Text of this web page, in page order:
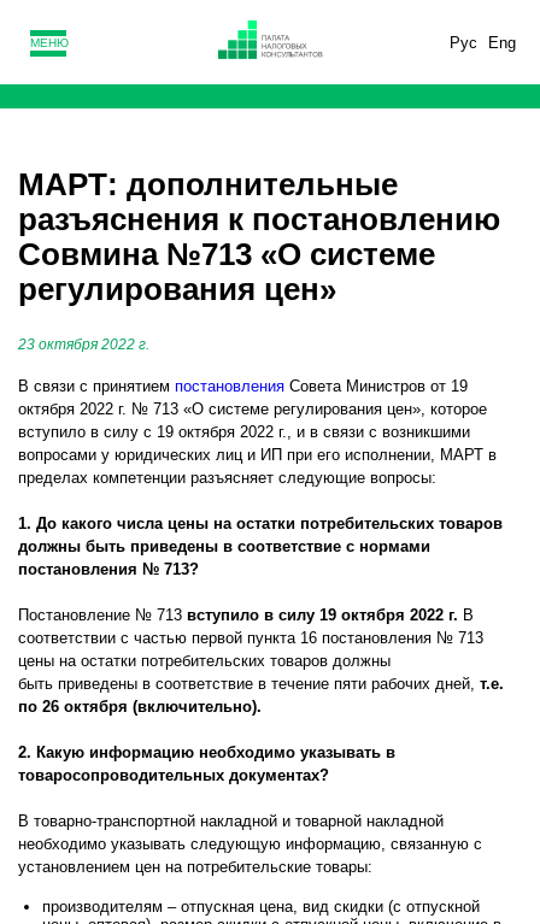
Рус Eng
МЕНЮ
МАРТ: дополнительные
разъяснения к постановлению
Совмина №713 «О системе
регулирования цен»
23 октября 2022 г.
В связи с принятием постановления Совета Министров от 19
октября 2022 г. № 713 «О системе регулирования цен», которое
вступило в силу с 19 октября 2022 г., и в связи с возникшими
вопросами у юридических лиц и ИП при его исполнении, МАРТ в
пределах компетенции разъясняет следующие вопросы:
1. До какого числа цены на остатки потребительских товаров
должны быть приведены в соответствие с нормами
постановления № 713?
Постановление № 713 вступило в силу 19 октября 2022 г. В
соответствии с частью первой пункта 16 постановления № 713
цены на остатки потребительских товаров должны
быть приведены в соответствие в течение пяти рабочих дней, т.е.
по 26 октября (включительно).
2. Какую информацию необходимо указывать в
товаросопроводительных документах?
В товарно-транспортной накладной и товарной накладной
необходимо указывать следующую информацию, связанную с
установлением цен на потребительские товары:
производителям – отпускная цена, вид скидки (с отпускной